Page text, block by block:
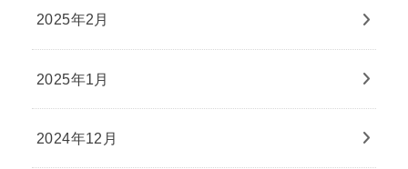
2025年2月
2025年1月
2024年12月